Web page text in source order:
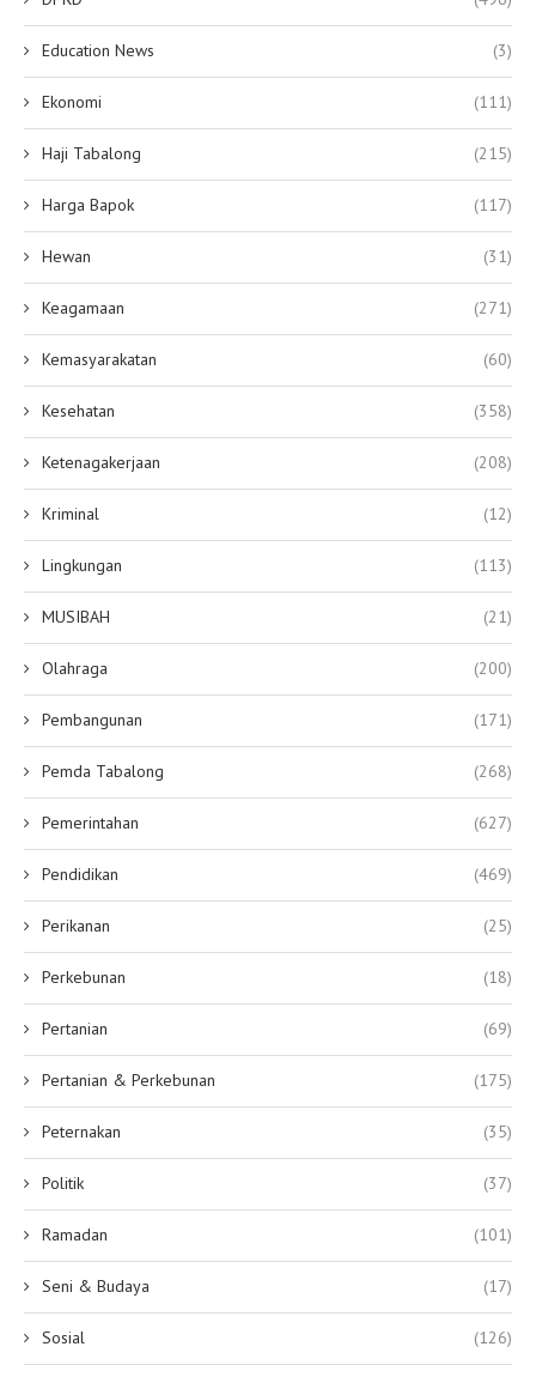
Education News (3)
Ekonomi (111)
Haji Tabalong (215)
Harga Bapok (117)
Hewan (31)
Keagamaan (271)
Kemasyarakatan (60)
Kesehatan (358)
Ketenagakerjaan (208)
Kriminal (12)
Lingkungan (113)
MUSIBAH (21)
Olahraga (200)
Pembangunan (171)
Pemda Tabalong (268)
Pemerintahan (627)
Pendidikan (469)
Perikanan (25)
Perkebunan (18)
Pertanian (69)
Pertanian & Perkebunan (175)
Peternakan (35)
Politik (37)
Ramadan (101)
Seni & Budaya (17)
Sosial (126)